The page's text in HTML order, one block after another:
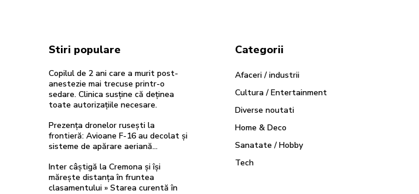
Stiri populare
Copilul de 2 ani care a murit post-
anestezie mai trecuse printr-o
sedare. Clinica susține că deținea
toate autorizațiile necesare.
Prezența dronelor rusești la
frontieră: Avioane F-16 au decolat și
sisteme de apărare aeriană…
Inter câștigă la Cremona și își
mărește distanța în fruntea
clasamentului » Starea curentă în
Categorii
Afaceri / industrii
Cultura / Entertainment
Diverse noutati
Home & Deco
Sanatate / Hobby
Tech